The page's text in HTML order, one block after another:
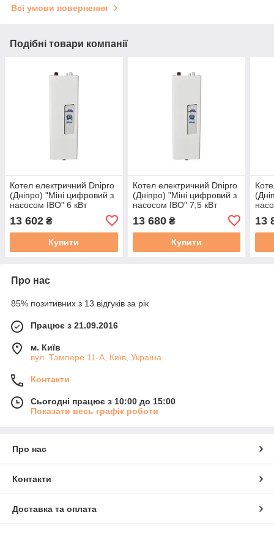
Всі умови повернення
Подібні товари компанії
Котел електричний Dnipro
(Дніпро) "Міні цифровий з
насосом IBO" 6 кВт
13 602 ₴
Купити
Котел електричний Dnipro
(Дніпро) "Міні цифровий з
насосом IBO" 7,5 кВт
13 680₴
Купити
13
Про нас
85% позитивних з 13 відгуків за рік
Працює з 21.09.2016
м. Київ
вул. Тампере 11-А, Київ, Україна
Контакти
Сьогодні працює з 10:00 до 15:00
Показати весь графік роботи
Про нас
Контакти
Доставка та оплата